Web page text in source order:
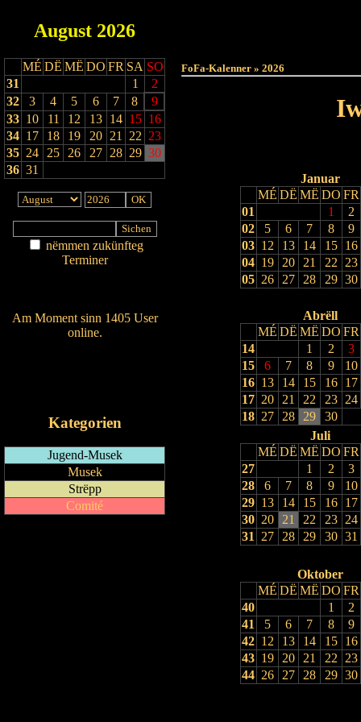
August 2026
MÉ DË MË DO FR SA SO
31
1
2
32
3 4 5 6 7 8
9
33 10 11 12 13 14 15 16
34 17 18 19 20 21 22 23
35 24 25 26 27 28 29 30
36 31
nëmmen zukünfteg
Terminer
Am Moment sinn 1405 User
online.
Kategorien
Jugend-Musek
Musek
Strëpp
Comité
FoFa-Kalenner » 2026
Januar
MÉ DË MË DO FR
01
1
2
02
5 6 7 8
9
03 12 13 14 15
16
04 19 20 21 22
23
05 26 27 28 29 30
Abrëll
MÉ DË MË DO FR
14
1 2
3
15
6 7 8 9
10
16 13 14 15 16
17
17 20 21 22 23
24
18 27 28 29
30
Juli
MÉ DË MË DO FR
27
1 2
3
28
6 7 8 9
10
29 13 14 15 16
17
30 20 21 22 23
24
31
27 28 29 30 31
Oktober
MÉ DË MË DO FR
40
1
2
41
5 6 7 8
9
42 12 13 14 15
16
43 19 20 21 22
23
44 26 27 28 29 30